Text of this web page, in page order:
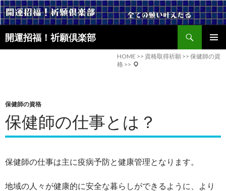
開運招福！祈願倶楽部
索
メインメ
ニュー
ス
キ
ッ
HOME >> 資格取得祈願 >> 保健師の資
格 >>
保健師の資格
保健師の仕事とは？
保健師の仕事は主に疫病予防と健康管理となります。
地域の人々が健康的に安全な暮らしができるように、より